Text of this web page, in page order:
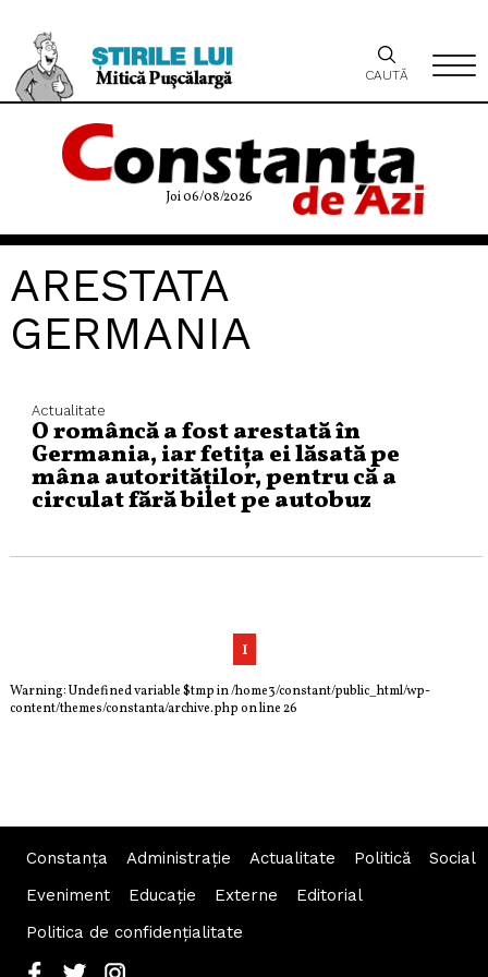
Joi 06/08/2026
CAUTĂ
ARESTATA
GERMANIA
Actualitate
O româncă a fost arestată în
Germania, iar fetița ei lăsată pe
mâna autorităților, pentru că a
circulat fără bilet pe autobuz
1
Warning: Undefined variable $tmp in/home3/constant/public_html/wp-
content/themes/constanta/archive.phpon line26
Constanța Administraţie Actualitate Politică
Social
Eveniment
Educaţie Externe
Editorial
Politica de confidențialitate